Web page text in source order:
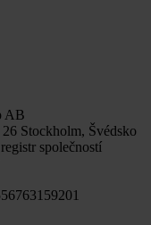
AB
Stockholm, Švédsko
společností